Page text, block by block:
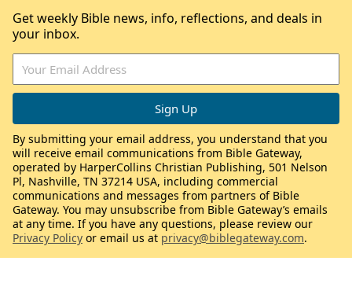
Get weekly Bible news, info, reflections, and deals in
your inbox.
By submitting your email address, you understand that you
will receive email communications from Bible Gateway,
operated by HarperCollins Christian Publishing, 501 Nelson
Pl, Nashville, TN 37214 USA, including commercial
communications and messages from partners of Bible
Gateway. You may unsubscribe from Bible Gateway’s emails
at any time. If you have any questions, please review our
Privacy Policy or email us at privacy@biblegateway.com.